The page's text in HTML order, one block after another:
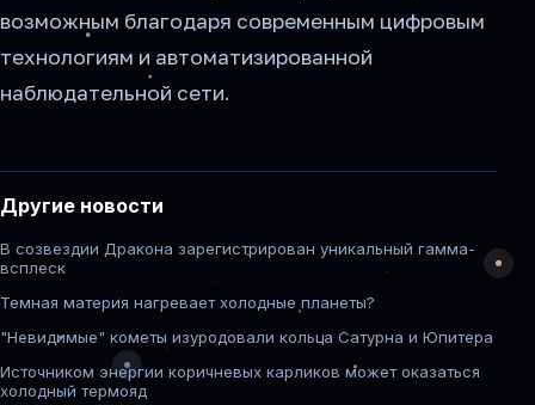
возможным благодаря современным цифровым
технологиям и автоматизированной
наблюдательной сети.
Другие новости
В созвездии Дракона зарегистрирован уникальный гамма-
всплеск
Темная материя нагревает холодные планеты?
"Невидимые" кометы изуродовали кольца Сатурна и Юпитера
Источником энергии коричневых карликов может оказаться
холодный термояд